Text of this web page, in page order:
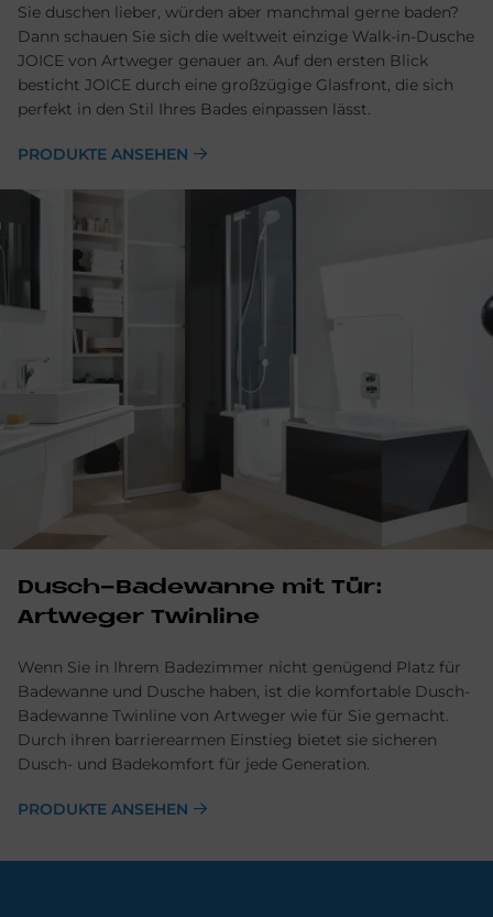
Sie duschen lieber, würden aber manchmal gerne baden?
Dann schauen Sie sich die weltweit einzige Walk-in-Dusche
JOICE von Artweger genauer an. Auf den ersten Blick
besticht JOICE durch eine großzügige Glasfront, die sich
perfekt in den Stil Ihres Bades einpassen lässt.
PRODUKTE ANSEHEN
Dusch-Badewanne mit Tür:
Artweger Twinline
Wenn Sie in Ihrem Badezimmer nicht genügend Platz für
Badewanne und Dusche haben, ist die komfortable Dusch-
Badewanne Twinline von Artweger wie für Sie gemacht.
Durch ihren barrierearmen Einstieg bietet sie sicheren
Dusch- und Badekomfort für jede Generation.
PRODUKTE ANSEHEN